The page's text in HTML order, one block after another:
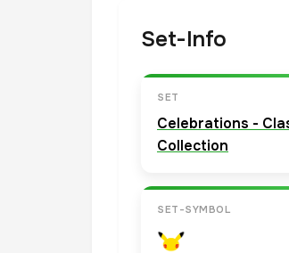
Set-Info
SET
Celebrations -
Collection
SET-SYMBOL